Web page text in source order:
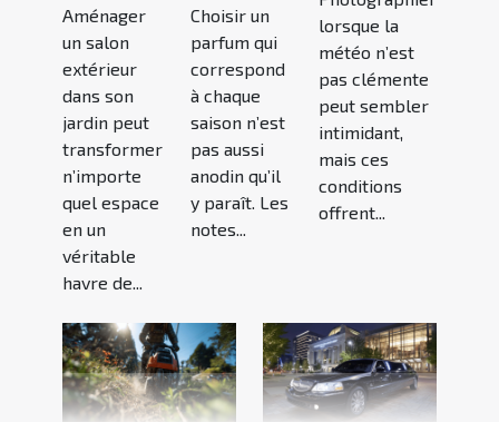
Aménager
un salon
extérieur
dans son
jardin peut
transformer
n’importe
quel espace
en un
véritable
havre de...
Choisir un
parfum qui
correspond
à chaque
saison n’est
pas aussi
anodin qu’il
y paraît. Les
notes...
lorsque la
météo n’est
pas clémente
peut sembler
intimidant,
mais ces
conditions
offrent...